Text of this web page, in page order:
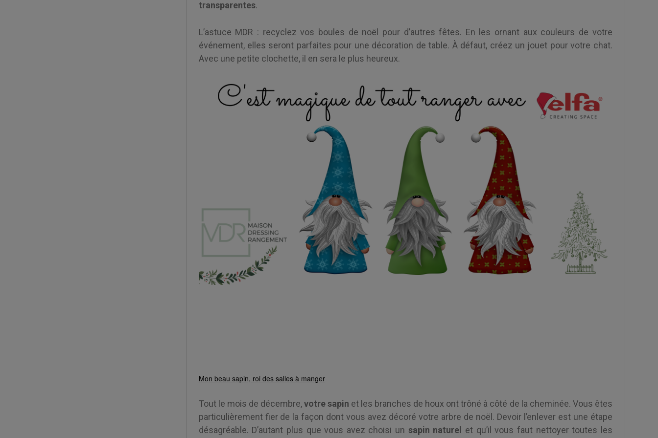
transparentes.
L’astuce MDR : recyclez vos boules de noël pour d’autres fêtes. En les ornant aux couleurs de votre
événement, elles seront parfaites pour une décoration de table. À défaut, créez un jouet pour votre chat.
Avec une petite clochette, il en sera le plus heureux.
Mon beau sapin, roi des salles à manger
Tout le mois de décembre,votre sapin et les branches de houx ont trôné à côté de la cheminée. Vous êtes
particulièrement fier de la façon dont vous avez décoré votre arbre de noël. Devoir l’enlever est une étape
désagréable. D’autant plus que vous avez choisi un sapin naturel et qu’il vous faut nettoyer toutes les